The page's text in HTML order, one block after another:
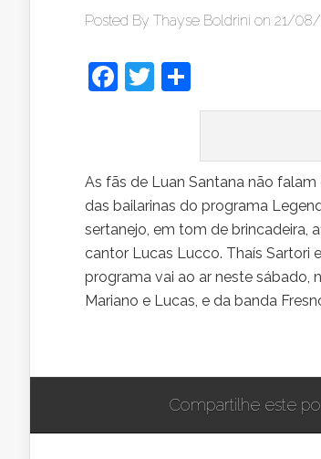
Posted By Thayse Boldrini on 21/08/
Facebook
Twitter
As fãs de Luan Santana não
das bailarinas do programa
sertanejo, em tom de brincadeira,
cantor Lucas Lucco. Thaís Sartori
programa vai ao ar neste sábado,
Mariano e Lucas, e da banda
Compartilhe este